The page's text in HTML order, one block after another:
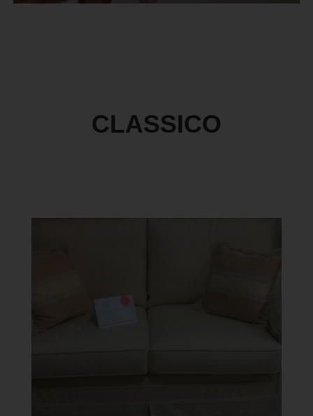
CLASSICO